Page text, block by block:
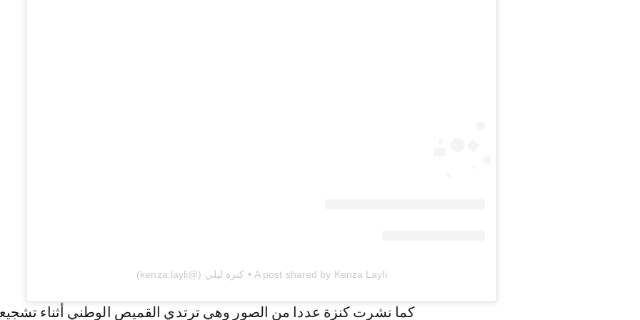
A post shared by Kenza Layli • كنزة ليلي (@kenza.layli)
كما نشرت كنزة عددا من الصور وهي ترتدي القميص الوطني أثناء